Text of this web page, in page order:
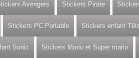
Avengers Stickers Pirate
Stickers PC Portable Stickers enfant
Sonic Stickers Mario et Super mario